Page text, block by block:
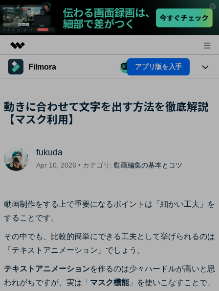
製品
ユーティリティ
概要
ソリューション
企業情報
サポート
Filmora アプリ版を入手
プラットフォーム
AI機能
AIヒント
活用法
Filmoraのユーザー層
動画編集のコツ
サポート
カスタマーサポート
ブランド紹介
購入する ログイン
検索
動きに合わせて文字を出す方法を徹底解説
【マスク利用】
fukuda
Apr 10, 2026 • カテゴリ: 動画編集の基本とコツ
動画制作をする上で重要になるポイントは「細かい工夫」を
することです。
その中でも、比較的簡単にできる工夫として挙げられるのは
「テキストアニメーション」でしょう。
テキストアニメーションを作るのは少々ハードルが高いと思
われがちですが、実は「 マスク機能」を使いこなすことで、